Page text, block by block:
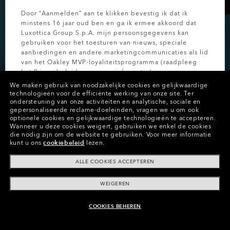
-20% OP CUSTOM-BRILLEN
Bespaar tijdelijk op gepersonaliseerde stijlen.
We maken gebruik van noodzakelijke cookies en gelijkwaardige
technologieën voor de efficiënte werking van onze site. Ter
ondersteuning van onze activiteiten en analytische, sociale en
gepersonaliseerde reclame-doeleinden, vragen we u om ook
optionele cookies en gelijkwaardige technologieën te accepteren.
Wanneer u deze cookies weigert, gebruiken we enkel de cookies
die nodig zijn om de website te gebruiken. Voor meer informatie
kunt u onscookiebeleid lezen.
ALLE COOKIES ACCEPTEREN
WEIGEREN
COOKIES BEHEREN
Door “Aanmelden” aan te klikken bevestig ik dat ik
minstens 16 jaar oud ben en ga ik ermee akkoord dat
Luxottica Group S.p.A. mijn persoonsgegevens kan
gebruiken voor het toesturen van nieuws, speciale
aanbiedingen en andere marketingcommunicaties als lid
van het Oakley MVP-loyaliteitsprogramma (raadpleeg
hetPrivacybeleidvoor meer informatie).
AANMELDEN